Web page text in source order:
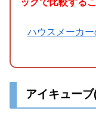
ックで比較するこ
ハウスメーカ
アイキュー